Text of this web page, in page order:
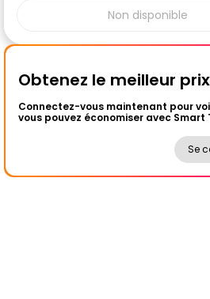
Non disponible
Obtenez le meilleur
Connectez-vous maintenant pour
vous pouvez économiser avec Smart
Se